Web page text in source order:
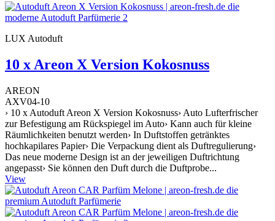
LUX Autoduft
10 x Areon X Version Kokosnuss
AREON
AXV04-10
› 10 x Autoduft Areon X Version Kokosnuss› Auto Lufterfrischer
zur Befestigung am Rückspiegel im Auto› Kann auch für kleine
Räumlichkeiten benutzt werden› In Duftstoffen getränktes
hochkapilares Papier› Die Verpackung dient als Duftregulierung›
Das neue moderne Design ist an der jeweiligen Duftrichtung
angepasst› Sie können den Duft durch die Duftprobe...
View